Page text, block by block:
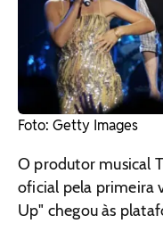
Foto: Getty Images
O produtor musical
oficial pela primeira
Up" chegou às